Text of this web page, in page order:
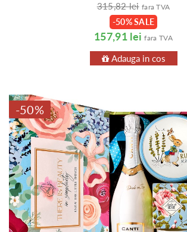
315,82 lei fara TVA
-50% SALE
157,91 lei fara TVA
Adauga in cos
-50%